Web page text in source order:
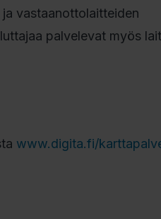
vastaanottolaitteiden
palvelevat myös
www.digita.fi/